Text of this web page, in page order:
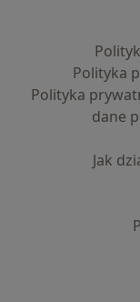
Polityka
Polityka
dane
Jak